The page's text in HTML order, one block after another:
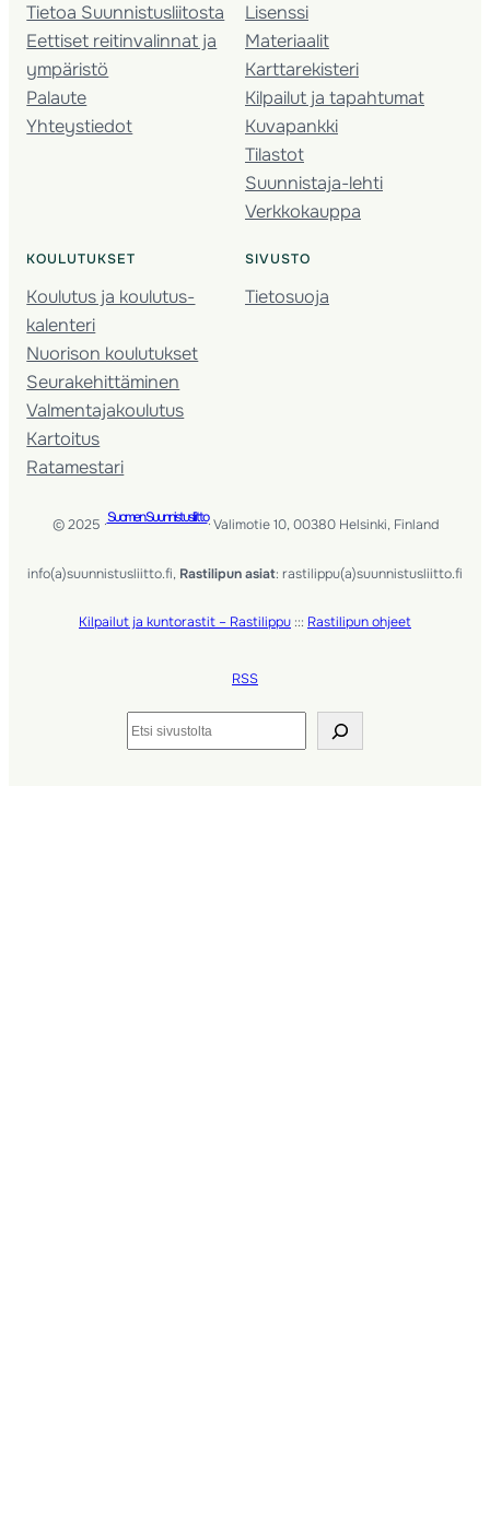
Tietoa Suunnistusliitosta
Eettiset reitinvalinnat ja
ympäristö
Palaute
Yhteystiedot
Lisenssi
Materiaalit
Karttarekisteri
Kilpailut ja tapahtumat
Kuvapankki
Tilastot
Suunnistaja-lehti
Verkkokauppa
KOULUTUKSET
Koulutus ja koulutus­
kalenteri
Nuorison koulutukset
Seura­kehittäminen
Valmentaja­koulutus
Kartoitus
Ratamestari
SIVUSTO
Tietosuoja
© 2025 ·Suomen Suunnistusliitto· Valimotie 10, 00380 Helsinki, Finland
info(a)suunnistusliitto.fi, Rastilipun asiat: rastilippu(a)suunnistusliitto.fi
Kilpailut ja kuntorastit – Rastilippu ::: Rastilipun ohjeet
RSS
Etsi